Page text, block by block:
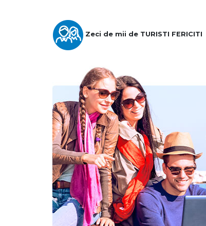
Zeci de mii de TURISTI FERICITI